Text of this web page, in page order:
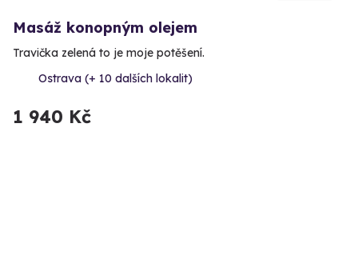
Masáž konopným olejem
Travička zelená to je moje potěšení.
Ostrava (+ 10 dalších lokalit)
1 940 Kč